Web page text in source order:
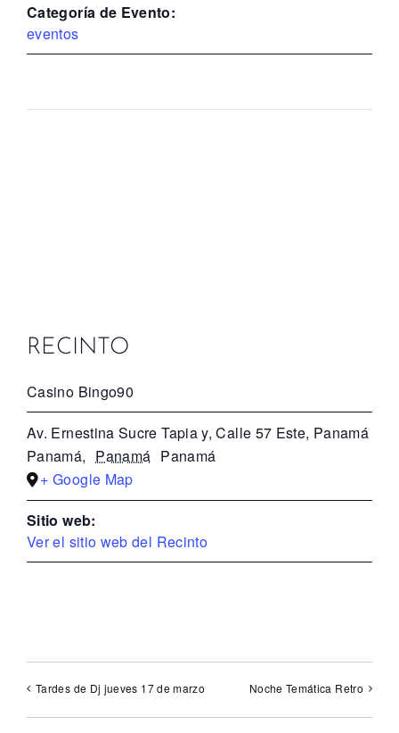
Categoría de Evento:
eventos
RECINTO
Casino Bingo90
Av. Ernestina Sucre Tapia y, Calle 57 Este, Panamá
Panamá, Panamá Panamá
+ Google Map
Sitio web:
Ver el sitio web del Recinto
Tardes de Dj jueves 17 de marzo Noche Temática Retro